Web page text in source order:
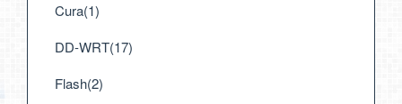
Cura(1)
DD-WRT(17)
Flash(2)